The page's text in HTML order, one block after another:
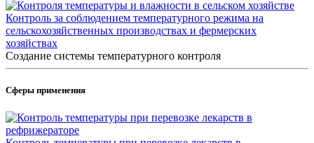
Контроль за соблюдением температурного режима на
сельскохозяйственных производствах и фермерских
хозяйствах
Создание системы температурного контроля
Сферы применения